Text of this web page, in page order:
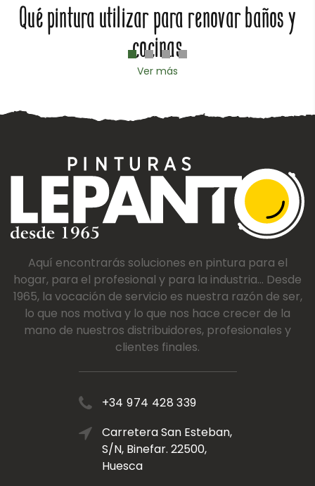
Qué pintura utilizar para renovar baños y
cocinas
Ver más
Aquí encontrarás soluciones en pintura para el
hogar, para el profesional y para la industria... Desde
1965, la vocación de servicio es nuestra razón de ser,
lo que nos motiva y lo que nos hace crecer de la
mano de nuestros distribuidores, profesionales y
clientes finales.
+34 974 428 339
Carretera San Esteban,
S/N, Binefar. 22500,
Huesca